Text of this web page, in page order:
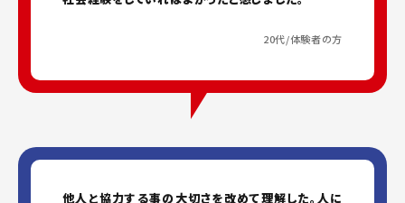
20代/体験者の方
他人と協力する事の大切さを改めて理解した。人に